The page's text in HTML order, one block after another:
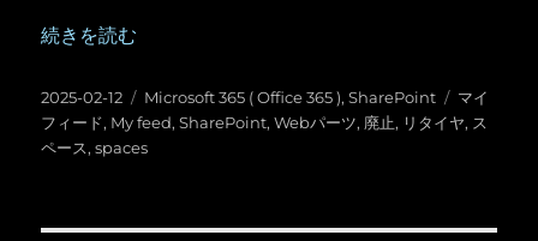
“SharePoint ：「スペース」「マイフィード」リタイヤ情
続きを読む
投
稿
日:
2025-02-12
カ
テ
ゴ
Microsoft 365 ( Office 365 ),SharePoint
タ
グ
マイ
フィード, My feed,SharePoint,Webパーツ, 廃止, リタイヤ, ス
ペース,spaces